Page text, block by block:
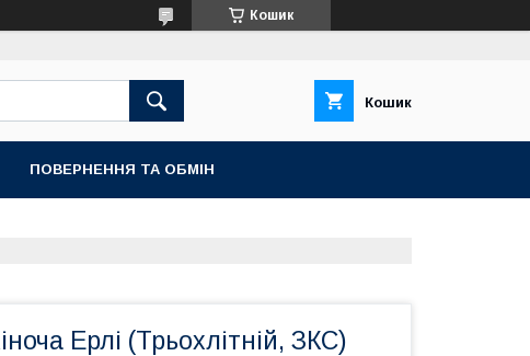
Кошик
Кошик
ПОВЕРНЕННЯ ТА ОБМІН
Ерлі (Трьохлітній, ЗКС)